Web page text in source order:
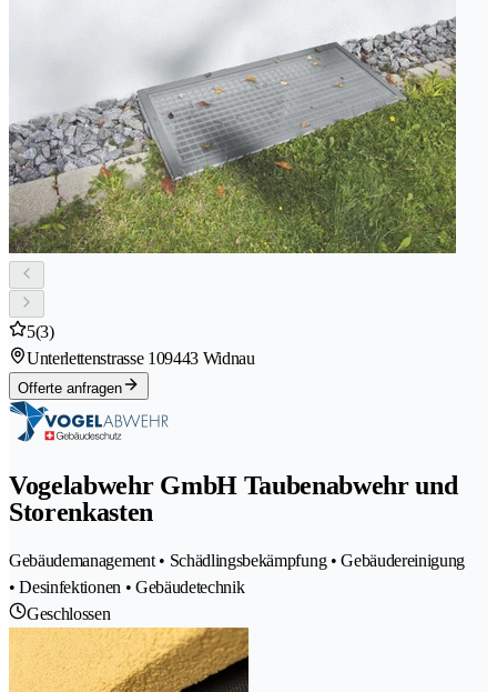
5(3)
Unterlettenstrasse 109443 Widnau
Offerte anfragen
Vogelabwehr GmbH Taubenabwehr und
Storenkasten
Gebäudemanagement • Schädlingsbekämpfung • Gebäudereinigung
• Desinfektionen • Gebäudetechnik
Geschlossen